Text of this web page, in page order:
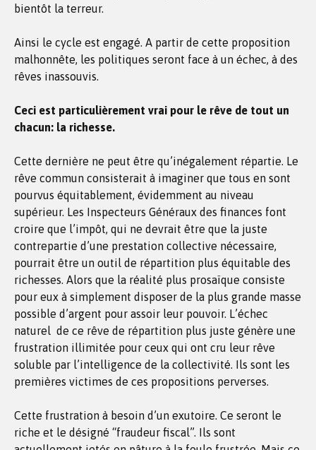
bientôt la terreur.
Ainsi le cycle est engagé. A partir de cette proposition
malhonnête, les politiques seront face à un échec, à des
rêves inassouvis.
Ceci est particulièrement vrai pour le rêve de tout un
chacun: la richesse.
Cette dernière ne peut être qu’inégalement répartie. Le
rêve commun consisterait à imaginer que tous en sont
pourvus équitablement, évidemment au niveau
supérieur. Les Inspecteurs Généraux des finances font
croire que l’impôt, qui ne devrait être que la juste
contrepartie d’une prestation collective nécessaire,
pourrait être un outil de répartition plus équitable des
richesses. Alors que la réalité plus prosaïque consiste
pour eux à simplement disposer de la plus grande masse
possible d’argent pour assoir leur pouvoir. L’échec
naturel de ce rêve de répartition plus juste génère une
frustration illimitée pour ceux qui ont cru leur rêve
soluble par l’intelligence de la collectivité. Ils sont les
premières victimes de ces propositions perverses.
Cette frustration à besoin d’un exutoire. Ce seront le
riche et le désigné “fraudeur fiscal”. Ils sont